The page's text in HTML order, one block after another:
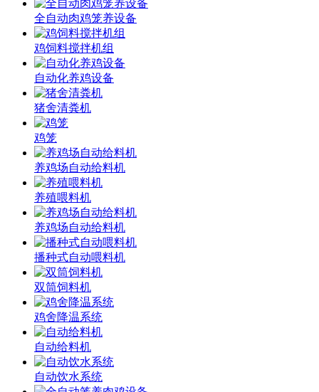
全自动肉鸡笼养设备
鸡饲料搅拌机组
自动化养鸡设备
猪舍清粪机
鸡笼
养鸡场自动给料机
养殖喂料机
养鸡场自动给料机
播种式自动喂料机
双筒饲料机
鸡舍降温系统
自动给料机
自动饮水系统